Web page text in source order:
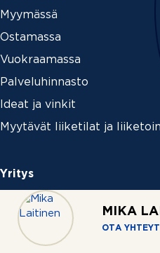
MIKA
OTA
Myymässä
Ostamassa
Vuokraamassa
Palveluhinnasto
Ideat ja vinkit
Myytävät liiketilat ja
Yritys
Tietoa REMAXista
Medialle
Uutiset ja tiedotteet